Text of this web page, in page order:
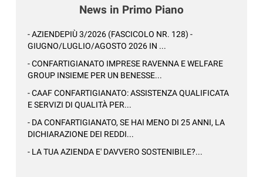
News in Primo Piano
- AZIENDEPIÙ 3/2026 (FASCICOLO NR. 128) -
GIUGNO/LUGLIO/AGOSTO 2026 IN ...
- CONFARTIGIANATO IMPRESE RAVENNA E WELFARE
GROUP INSIEME PER UN BENESSE...
- CAAF CONFARTIGIANATO: ASSISTENZA QUALIFICATA
E SERVIZI DI QUALITÀ PER...
- DA CONFARTIGIANATO, SE HAI MENO DI 25 ANNI, LA
DICHIARAZIONE DEI REDDI...
- LA TUA AZIENDA E' DAVVERO SOSTENIBILE?...